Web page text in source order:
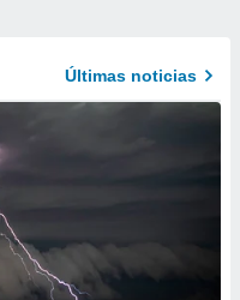
Últimas noticias